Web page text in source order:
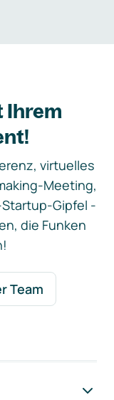
Ihrem
virtuelles
Meeting,
Gipfel -
die Funken
Team